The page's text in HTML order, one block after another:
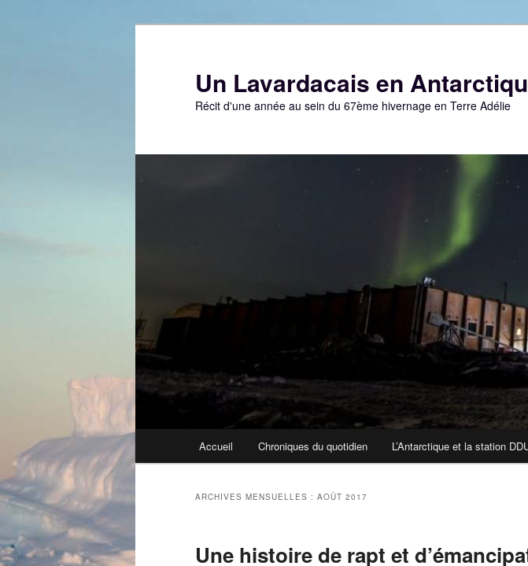
Un Lavardacais en
Récit d'une année au sein du 67ème hivernage en Terre Adélie
Accueil Chroniques du quotidien L’Antarctique et la station
ARCHIVES MENSUELLES : AOÛT 2017
Une histoire de rapt et